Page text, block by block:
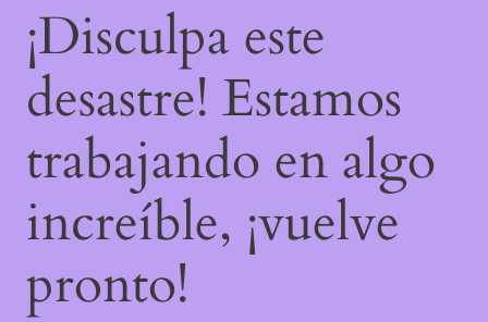
¡Disculpa este
desastre! Estamos
trabajando en algo
increíble, ¡vuelve
pronto!